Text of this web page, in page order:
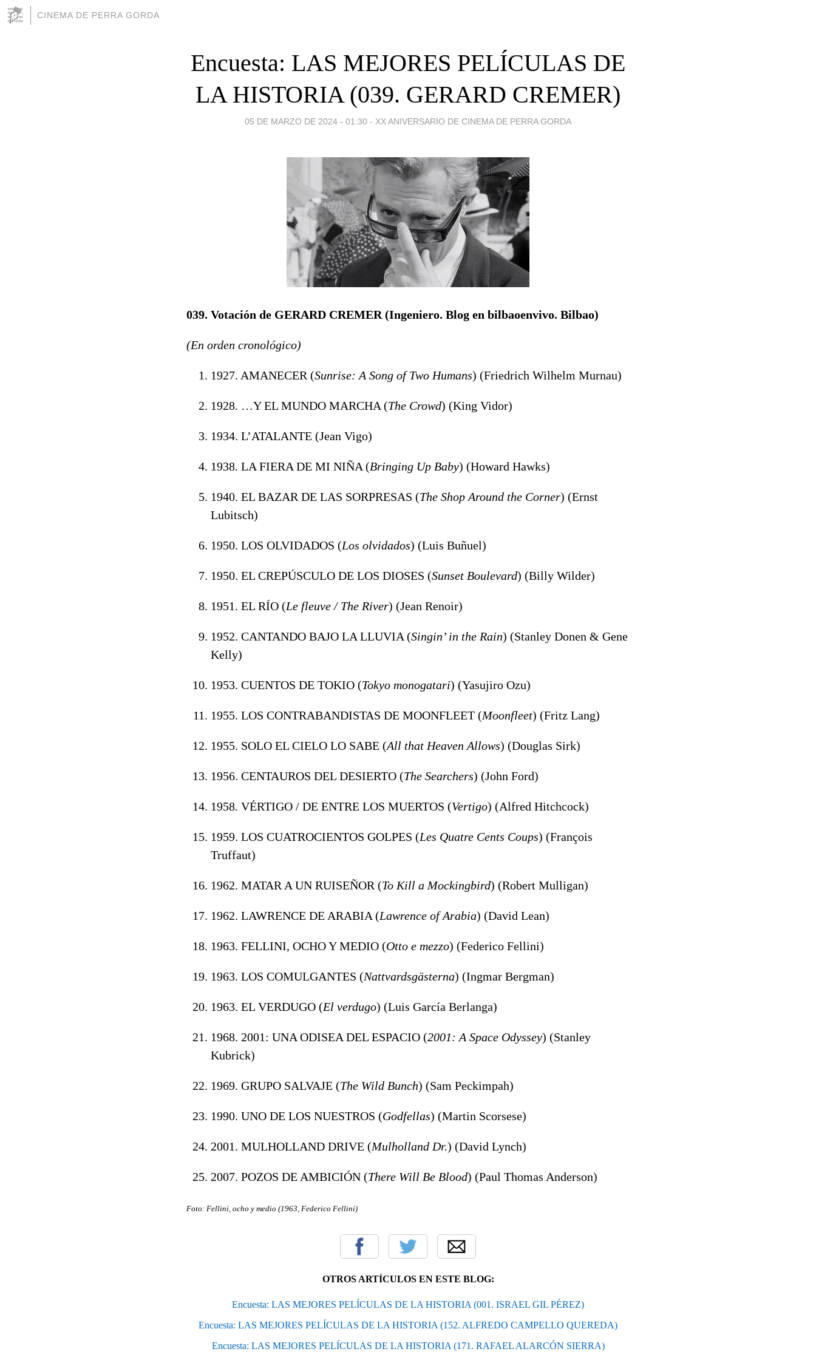
CINEMA DE PERRA GORDA
Encuesta: LAS MEJORES PELÍCULAS DE
LA HISTORIA (039. GERARD CREMER)
05 DE MARZO DE 2024 - 01:30 - XX ANIVERSARIO DE CINEMA DE PERRA GORDA
039. Votación de GERARD CREMER (Ingeniero. Blog en bilbaoenvivo. Bilbao)
(En orden cronológico)
1927. AMANECER (Sunrise: A Song of Two Humans) (Friedrich Wilhelm Murnau)
1928. …Y EL MUNDO MARCHA (The Crowd) (King Vidor)
1934. L’ATALANTE (Jean Vigo)
1938. LA FIERA DE MI NIÑA (Bringing Up Baby) (Howard Hawks)
1940. EL BAZAR DE LAS SORPRESAS (The Shop Around the Corner) (Ernst
Lubitsch)
1950. LOS OLVIDADOS (Los olvidados) (Luis Buñuel)
1950. EL CREPÚSCULO DE LOS DIOSES (Sunset Boulevard) (Billy Wilder)
1951. EL RÍO (Le fleuve / The River) (Jean Renoir)
1952. CANTANDO BAJO LA LLUVIA (Singin’ in the Rain) (Stanley Donen & Gene
Kelly)
1953. CUENTOS DE TOKIO (Tokyo monogatari) (Yasujiro Ozu)
1955. LOS CONTRABANDISTAS DE MOONFLEET (Moonfleet) (Fritz Lang)
1955. SOLO EL CIELO LO SABE (All that Heaven Allows) (Douglas Sirk)
1956. CENTAUROS DEL DESIERTO (The Searchers) (John Ford)
1958. VÉRTIGO / DE ENTRE LOS MUERTOS (Vertigo) (Alfred Hitchcock)
1959. LOS CUATROCIENTOS GOLPES (Les Quatre Cents Coups) (François
Truffaut)
1962. MATAR A UN RUISEÑOR (To Kill a Mockingbird) (Robert Mulligan)
1962. LAWRENCE DE ARABIA (Lawrence of Arabia) (David Lean)
1963. FELLINI, OCHO Y MEDIO (Otto e mezzo) (Federico Fellini)
1963. LOS COMULGANTES (Nattvardsgästerna) (Ingmar Bergman)
1963. EL VERDUGO (El verdugo) (Luis García Berlanga)
1968. 2001: UNA ODISEA DEL ESPACIO (2001: A Space Odyssey) (Stanley
Kubrick)
1969. GRUPO SALVAJE (The Wild Bunch) (Sam Peckimpah)
1990. UNO DE LOS NUESTROS (Godfellas) (Martin Scorsese)
2001. MULHOLLAND DRIVE (Mulholland Dr.) (David Lynch)
2007. POZOS DE AMBICIÓN (There Will Be Blood) (Paul Thomas Anderson)
Foto: Fellini, ocho y medio (1963, Federico Fellini)
OTROS ARTÍCULOS EN ESTE BLOG:
Encuesta: LAS MEJORES PELÍCULAS DE LA HISTORIA (001. ISRAEL GIL PÉREZ)
Encuesta: LAS MEJORES PELÍCULAS DE LA HISTORIA (152. ALFREDO CAMPELLO QUEREDA)
Encuesta: LAS MEJORES PELÍCULAS DE LA HISTORIA (171. RAFAEL ALARCÓN SIERRA)